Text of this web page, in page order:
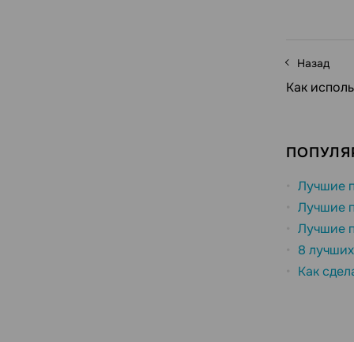
Назад
Как
Лучшие
Лучшие
Лучшие
8
Как